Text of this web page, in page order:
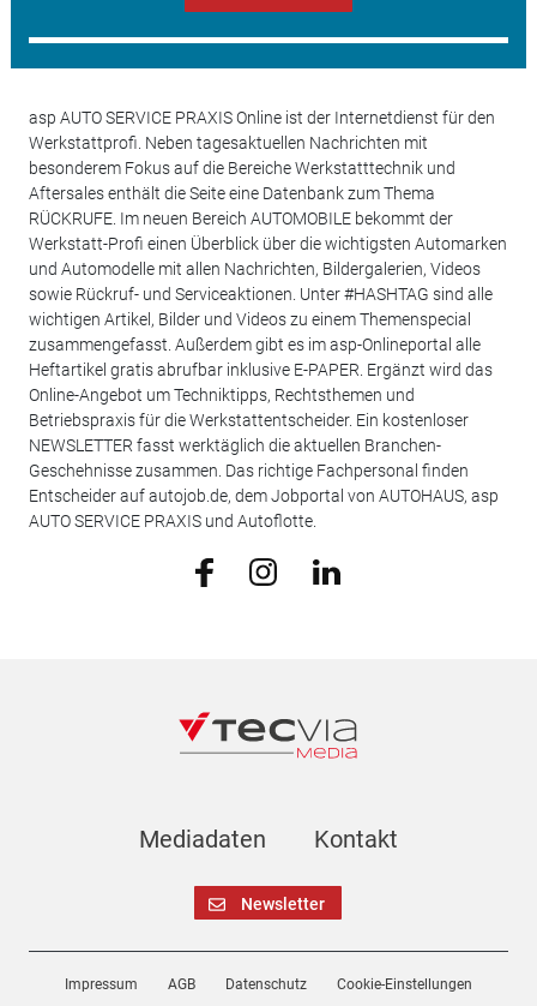
asp AUTO SERVICE PRAXIS Online ist der Internetdienst für den
Werkstattprofi. Neben tagesaktuellen Nachrichten mit
besonderem Fokus auf die Bereiche Werkstatttechnik und
Aftersales enthält die Seite eine Datenbank zum Thema
RÜCKRUFE. Im neuen Bereich AUTOMOBILE bekommt der
Werkstatt-Profi einen Überblick über die wichtigsten Automarken
und Automodelle mit allen Nachrichten, Bildergalerien, Videos
sowie Rückruf- und Serviceaktionen. Unter #HASHTAG sind alle
wichtigen Artikel, Bilder und Videos zu einem Themenspecial
zusammengefasst. Außerdem gibt es im asp-Onlineportal alle
Heftartikel gratis abrufbar inklusive E-PAPER. Ergänzt wird das
Online-Angebot um Techniktipps, Rechtsthemen und
Betriebspraxis für die Werkstattentscheider. Ein kostenloser
NEWSLETTER fasst werktäglich die aktuellen Branchen-
Geschehnisse zusammen. Das richtige Fachpersonal finden
Entscheider auf autojob.de, dem Jobportal von AUTOHAUS, asp
AUTO SERVICE PRAXIS und Autoflotte.
Mediadaten Kontakt
Newsletter
Impressum AGB Datenschutz Cookie-Einstellungen